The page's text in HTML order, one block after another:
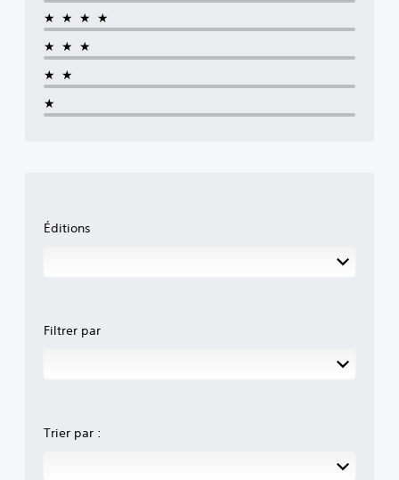
★★★★
★★★
★★
★
Éditions
Filtrer par
Trier par :